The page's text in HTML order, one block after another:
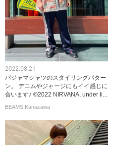
2022.08.21
パジャマシャツのスタイリングパター
ン。 デニムやジャージにもイイ感じに
合います♪ ©2022 NIRVANA, under li...
BEAMS Kanazawa